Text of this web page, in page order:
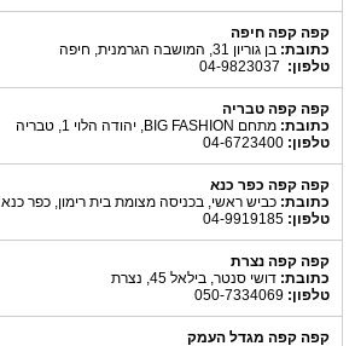
קפה קפה חיפה
כתובת: בן גוריון 31, המושבה הגרמנית, חיפה
טלפון:
קפה קפה טבריה
כתובת: מתחם BIG FASHION, יהודה הלוי 1, טבריה
טלפון:
קפה קפה כפר כנא
כתובת: כביש ראשי, בכניסה מצומת בית רימון, כפר כנא
טלפון:
קפה קפה נצרת
כתובת: דושי סנטר, בילאל 45, נצרת
טלפון:
קפה קפה מגדל העמק